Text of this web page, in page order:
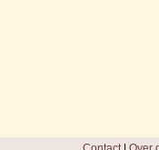
Contact| Over